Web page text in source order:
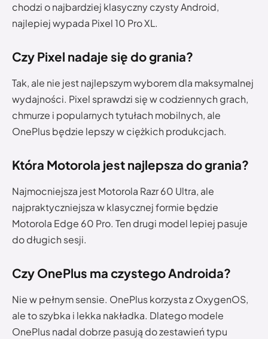
chodzi o najbardziej klasyczny czysty Android,
najlepiej wypada Pixel 10 Pro XL.
Czy Pixel nadaje się do grania?
Tak, ale nie jest najlepszym wyborem dla maksymalnej
wydajności. Pixel sprawdzi się w codziennych grach,
chmurze i popularnych tytułach mobilnych, ale
OnePlus będzie lepszy w ciężkich produkcjach.
Która Motorola jest najlepsza do grania?
Najmocniejsza jest Motorola Razr 60 Ultra, ale
najpraktyczniejsza w klasycznej formie będzie
Motorola Edge 60 Pro. Ten drugi model lepiej pasuje
do długich sesji.
Czy OnePlus ma czystego Androida?
Nie w pełnym sensie. OnePlus korzysta z OxygenOS,
ale to szybka i lekka nakładka. Dlatego modele
OnePlus nadal dobrze pasują do zestawień typu